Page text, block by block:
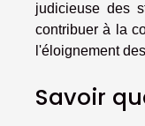
judicieuse des
contribuer à la
l'éloignement
Savoir